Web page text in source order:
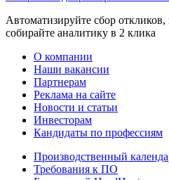
Автоматизируйте сбор откликов,
собирайте аналитику в 2 клика
О компании
Наши вакансии
Партнерам
Реклама на сайте
Новости и статьи
Инвесторам
Кандидаты по профессиям
Производственный
Требования к ПО